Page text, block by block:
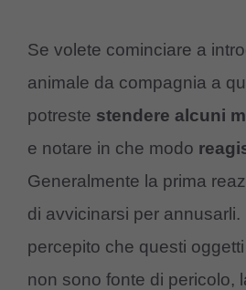
Se volete cominciare a
animale da compagnia a
potreste stendere alcuni
e notare in che modo
Generalmente la prima
di avvicinarsi per annusarli.
percepito che questi
non sono fonte di pericolo,